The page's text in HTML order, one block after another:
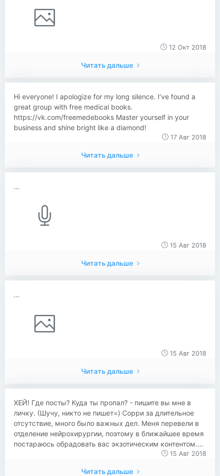
12 Окт 2018
Читать дальше
Hi everyone! I apologize for my long silence. I’ve found a
great group with free medical books.
https://vk.com/freemedebooks Master yourself in your
business and shine bright like a diamond!
17 Авг 2018
Читать дальше
...
15 Авг 2018
Читать дальше
...
15 Авг 2018
Читать дальше
ХЕЙ! Где посты? Куда ты пропал? - пишите вы мне в
личку. (Шучу, никто не пишет=) Сорри за длительное
отсутствие, много было важных дел. Меня перевели в
отделение нейрохирургии, поэтому в ближайшее время
постараюсь обрадовать вас экзотическим контентом....
15 Авг 2018
Читать дальше